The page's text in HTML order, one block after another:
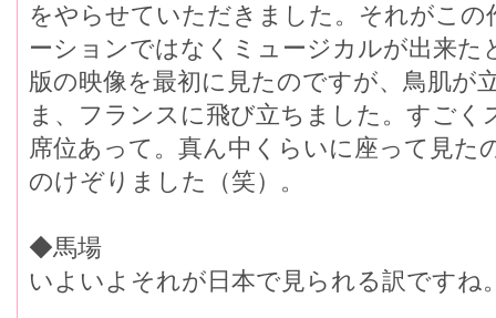
をやらせていただきました。それがこ
ーションではなくミュージカルが出来
版の映像を最初に見たのですが、鳥肌が
ま、フランスに飛び立ちました。すごく
席位あって。真ん中くらいに座って見た
のけぞりました（笑）。
◆馬場
いよいよそれが日本で見られる訳ですね